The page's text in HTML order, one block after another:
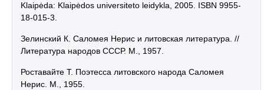
Klaipėda: Klaipėdos universiteto leidykla, 2005. ISBN 9955-
18-015-3.
Зелинский К. Саломея Нерис и литовская литература. //
Литература народов СССР. М., 1957.
Роставайте Т. Поэтесса литовского народа Саломея
Нерис. М., 1955.